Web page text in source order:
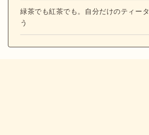
緑茶でも紅茶でも。自分だけのティー
う